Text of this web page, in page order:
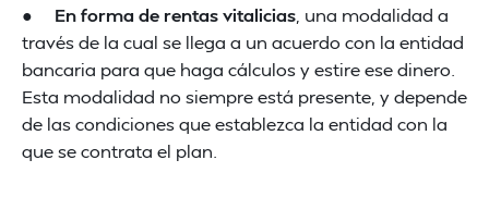
● En forma de rentas vitalicias , una modalidad a
través de la cual se llega a un acuerdo con la entidad
bancaria para que haga cálculos y estire ese dinero.
Esta modalidad no siempre está presente, y depende
de las condiciones que establezca la entidad con la
que se contrata el plan.